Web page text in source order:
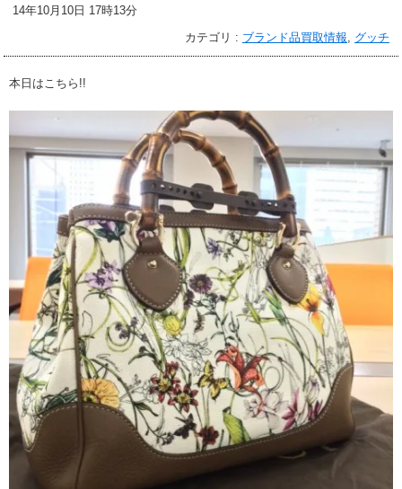
14年10月10日 17時13分
カテゴリ : ブランド品買取情報, グッチ
本日はこちら!!